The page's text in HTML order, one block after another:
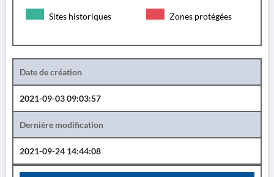
Sites historiques Zones protégées
Date de création
2021-09-03 09:03:57
Dernière modification
2021-09-24 14:44:08